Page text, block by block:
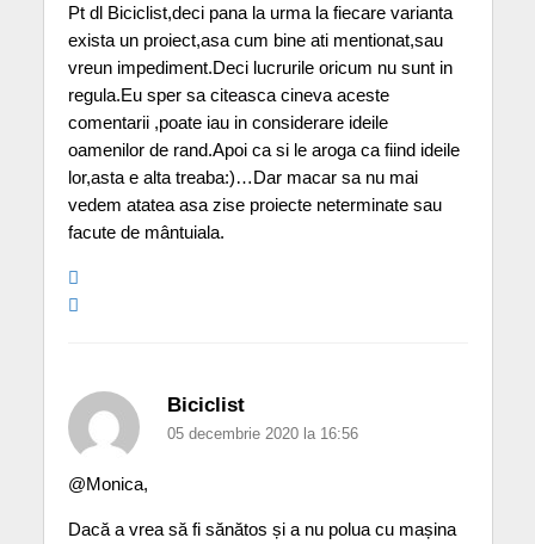
Pt dl Biciclist,deci pana la urma la fiecare varianta
exista un proiect,asa cum bine ati mentionat,sau
vreun impediment.Deci lucrurile oricum nu sunt in
regula.Eu sper sa citeasca cineva aceste
comentarii ,poate iau in considerare ideile
oamenilor de rand.Apoi ca si le aroga ca fiind ideile
lor,asta e alta treaba:)…Dar macar sa nu mai
vedem atatea asa zise proiecte neterminate sau
facute de mântuiala.
Biciclist
05 decembrie 2020 la 16:56
@Monica,
Dacă a vrea să fi sănătos și a nu polua cu mașina